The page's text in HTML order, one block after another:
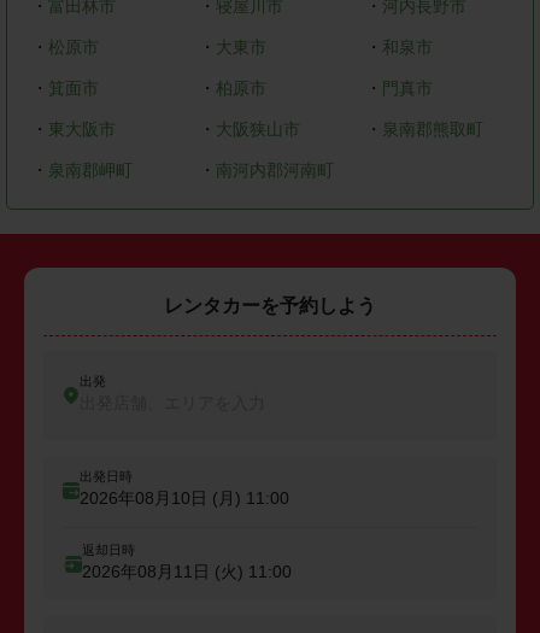
・ 富田林市 ・ 寝屋川市 ・ 河内長野市
・ 松原市 ・ 大東市 ・ 和泉市
・ 箕面市 ・ 柏原市 ・ 門真市
・ 東大阪市 ・ 大阪狭山市 ・ 泉南郡熊取町
・ 泉南郡岬町 ・ 南河内郡河南町
レンタカーを予約しよう
出発
出発日時
2026年08月10日 (月) 11:00
返却日時
2026年08月11日 (火) 11:00